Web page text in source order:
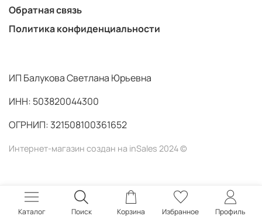
Обратная связь
Политика конфиденциальности
ИП Балукова Светлана Юрьевна
ИНН: 503820044300
ОГРНИП: 321508100361652
Интернет-магазин создан на inSales 2024 ©
Каталог Поиск Корзина Избранное Профиль